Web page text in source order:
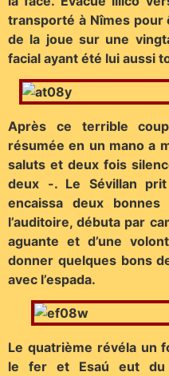
transporté à Nîmes pour
de la joue sur une
facial ayant été lui aussi
Après ce terrible
résumée en un mano a
saluts et deux fois
deux -. Le Sévillan
encaissa deux
l’auditoire, débuta par
aguante et d’une
donner quelques bons
avec l’espada.
Le quatrième révéla un
le fer et Esaú eut